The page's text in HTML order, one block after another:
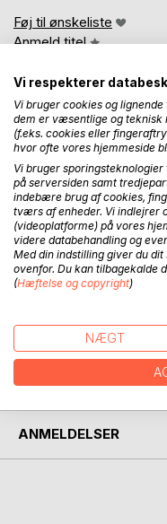
Føj til ønskeliste
Anmeld titel
BESKRIVELSE
Denne publikation
Vesteuropa og i
industrialiseringen og
af den aktuelle
FORFATTER
PRESSEN SKRIVER
ANMELDELSER
Vi respekterer
Vi bruger cookies og
dem er væsentlige og teknisk
(f.eks. cookies eller
hvor ofte vores hjemmeside
Vi bruger
på serversiden samt
indebære brug af cookies,
tværs af enheder. Vi indlejrer
(videoplatforme) på vores
videre databehandling og
Med din indstilling giver du
ovenfor. Du kan tilbagekalde
(Hæftelse og copyright)
NÆGT